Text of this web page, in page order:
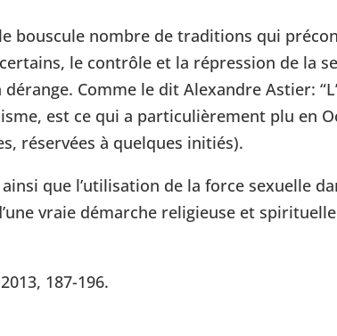
bouscule nombre de traditions qui
le contrôle et la répression de la
Comme le dit Alexandre Astier:
est ce qui a particulièrement plu en
réservées à quelques initiés).
que l’utilisation de la force sexuelle
vraie démarche religieuse et
187-196.